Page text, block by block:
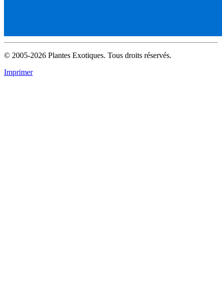
© 2005-2026 Plantes Exotiques. Tous droits réservés.
Imprimer